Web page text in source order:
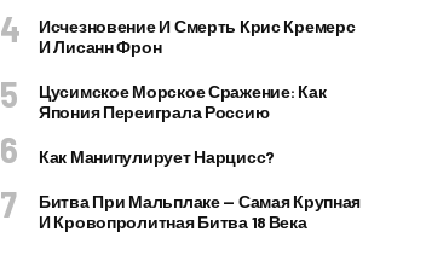
Исчезновение И Смерть Крис Кремерс
И Лисанн Фрон
Цусимское Морское Сражение: Как
Япония Переиграла Россию
Как Манипулирует Нарцисс?
Битва При Мальплаке — Самая Крупная
И Кровопролитная Битва 18 Века